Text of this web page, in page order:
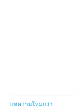
บทความใหม่กว่า